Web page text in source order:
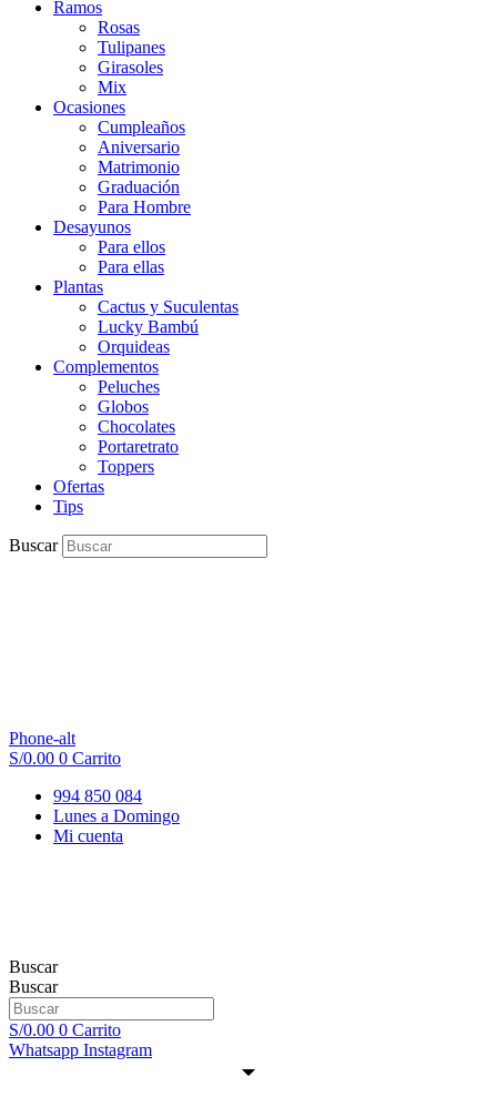
Ramos
Rosas
Tulipanes
Girasoles
Mix
Ocasiones
Cumpleaños
Aniversario
Matrimonio
Graduación
Para Hombre
Desayunos
Para ellos
Para ellas
Plantas
Cactus y Suculentas
Lucky Bambú
Orquideas
Complementos
Peluches
Globos
Chocolates
Portaretrato
Toppers
Ofertas
Tips
Buscar
Phone-alt
S/0.00 0 Carrito
994 850 084
Lunes a Domingo
Mi cuenta
Buscar
Buscar
S/0.00 0 Carrito
Whatsapp Instagram